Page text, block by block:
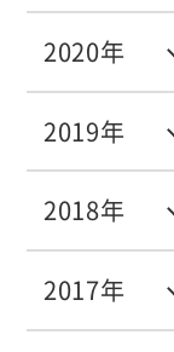
2017年
2018年
2019年
2020年